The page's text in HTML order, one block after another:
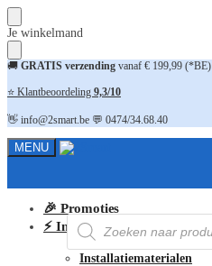
Skip
to
navigation
Skip
to
content
Je winkelmand
🚚 GRATIS verzending vanaf € 199,99 (*BE)
⭐ Klantbeoordeling 9,3/10
👋 info@2smart.be 💬 0474/34.68.40
MENU
Producten
zoeken
🎉 Promoties
⚡ Installatiematerialen
Installatiematerialen